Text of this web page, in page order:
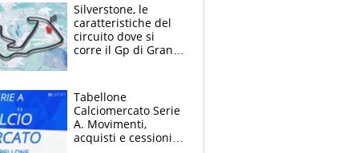
Silverstone, le
caratteristiche del
circuito dove si
corre il Gp di Gran
Tabellone
Calciomercato Serie
A. Movimenti,
acquisti e cessioni: